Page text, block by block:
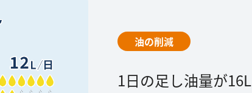
油の削減
1日の足し油量が16L